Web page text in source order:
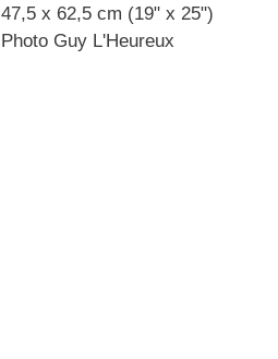
47,5 x 62,5 cm (19" x 25")
Photo Guy L'Heureux